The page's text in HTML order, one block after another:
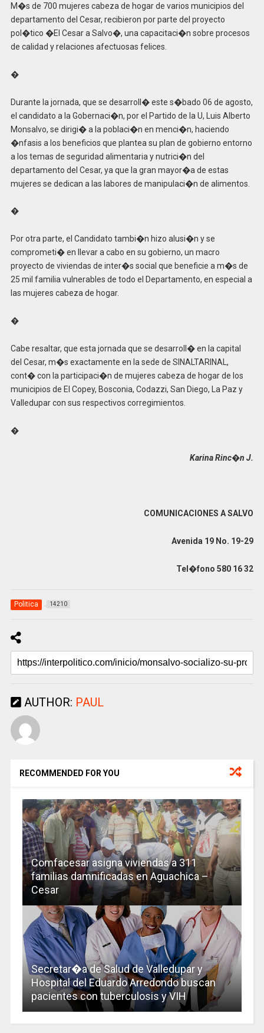
M�s de 700 mujeres cabeza de hogar de varios municipios del
departamento del Cesar, recibieron por parte del proyecto
pol�tico �El Cesar a Salvo�, una capacitaci�n sobre procesos
de calidad y relaciones afectuosas felices.
�
Durante la jornada, que se desarroll� este s�bado 06 de agosto,
el candidato a la Gobernaci�n, por el Partido de la U, Luis Alberto
Monsalvo, se dirigi� a la poblaci�n en menci�n, haciendo
�nfasis a los beneficios que plantea su plan de gobierno entorno
a los temas de seguridad alimentaria y nutrici�n del
departamento del Cesar, ya que la gran mayor�a de estas
mujeres se dedican a las labores de manipulaci�n de alimentos.
�
Por otra parte, el Candidato tambi�n hizo alusi�n y se
comprometi� en llevar a cabo en su gobierno, un macro
proyecto de viviendas de inter�s social que beneficie a m�s de
25 mil familia vulnerables de todo el Departamento, en especial a
las mujeres cabeza de hogar.
�
Cabe resaltar, que esta jornada que se desarroll� en la capital
del Cesar, m�s exactamente en la sede de SINALTARINAL,
cont� con la participaci�n de mujeres cabeza de hogar de los
municipios de El Copey, Bosconia, Codazzi, San Diego, La Paz y
Valledupar con sus respectivos corregimientos.
�
Karina Rinc�n J.
COMUNICACIONES A SALVO
Avenida 19 No. 19-29
Tel�fono 580 16 32
Politica 14210
AUTHOR: PAUL
RECOMMENDED FOR YOU
Comfacesar asigna viviendas a 311
familias damnificadas en Aguachica –
Cesar
Secretar�a de Salud de Valledupar y
Hospital del Eduardo Arredondo buscan
pacientes con tuberculosis y VIH